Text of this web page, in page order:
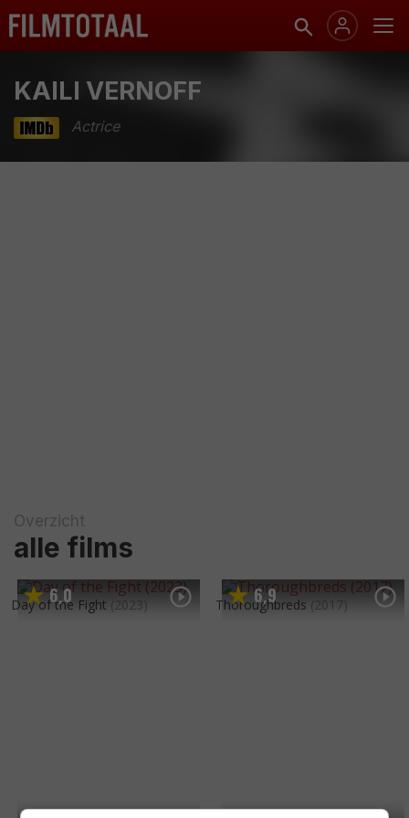
KAILI VERNOFF
Actrice
Overzicht
alle films
6,0
Day of the Fight (2023) 6,9
Thoroughbreds (2017)